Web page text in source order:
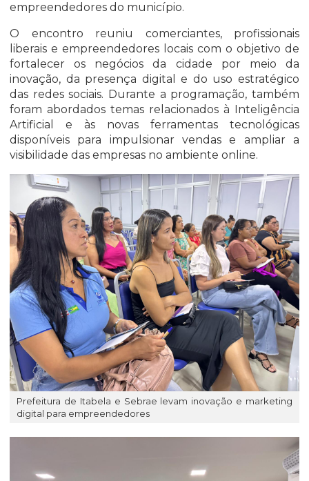
empreendedores do município.
O encontro reuniu comerciantes, profissionais
liberais e empreendedores locais com o objetivo de
fortalecer os negócios da cidade por meio da
inovação, da presença digital e do uso estratégico
das redes sociais. Durante a programação, também
foram abordados temas relacionados à Inteligência
Artificial e às novas ferramentas tecnológicas
disponíveis para impulsionar vendas e ampliar a
visibilidade das empresas no ambiente online.
Prefeitura de Itabela e Sebrae levam inovação e marketing
digital para empreendedores